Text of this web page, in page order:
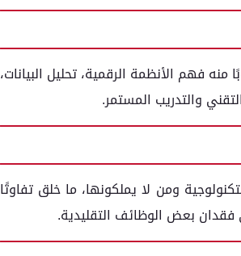
فهم الأنظمة الرقمية، تحليل البيانات،
والتدريب المستمر.
ومن لا يملكونها، ما خلق تفاوتًا
بعض الوظائف التقليدية.